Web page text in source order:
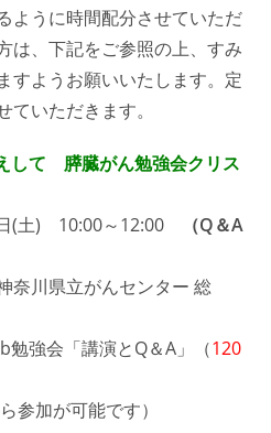
ように時間配分させていただ
は、下記をご参照の上、すみ
すようお願いいたします。定
ていただきます。
して 膵臓がん勉強会クリス
(土) 10:00～12:00
（Q＆A
奈川県立がんセンター 総
強会「講演とQ＆A」（120
参加が可能です）